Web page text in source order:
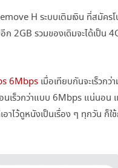
ทรู แพ็คเกจคูณสาม
SMART COMBO
H ระบบเติมเงิน ที่สมัครโ
ก 2GB รวมของเดิมจะได้เป็น
6Mbps เมื่อเทียบกันจะเร็วกว่
นอนเร็วกว่าแบบ 6Mbps แน่น
าไว้ดูหนังเป็นเรื่อง ๆ ทุกวัน ก็ใ